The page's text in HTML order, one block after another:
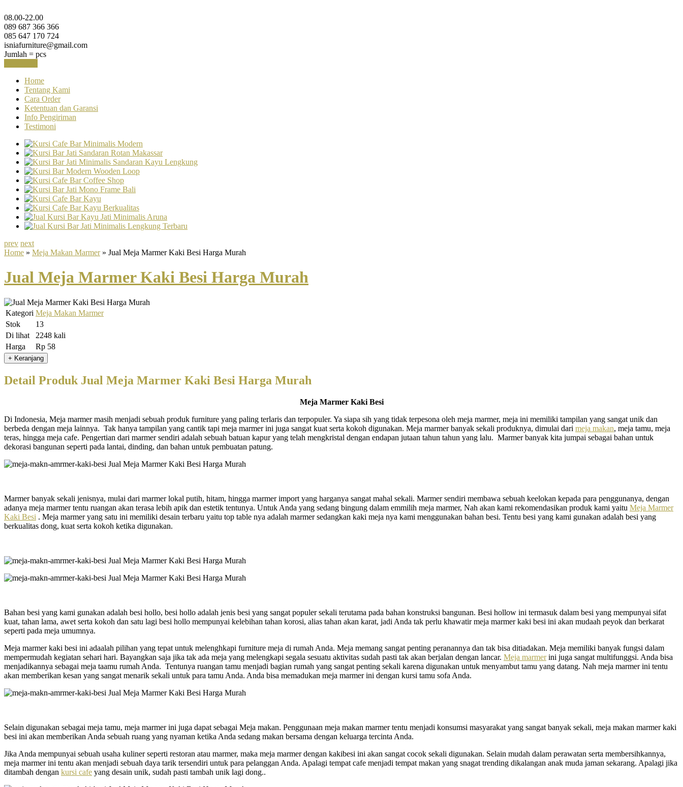
08.00-22.00
089 687 366 366
085 647 170 724
isniafurniture@gmail.com
Jumlah = pcs
Home
Tentang Kami
Cara Order
Ketentuan dan Garansi
Info Pengiriman
Testimoni
prev next
Home » Meja Makan Marmer» Jual Meja Marmer Kaki Besi Harga Murah
Jual Meja Marmer Kaki Besi Harga Murah
Kategori Meja Makan Marmer
Stok
13
Di lihat
2248 kali
Harga
Rp 58
Detail Produk Jual Meja Marmer Kaki Besi Harga Murah
Meja Marmer Kaki Besi
Di Indonesia, Meja marmer masih menjadi sebuah produk furniture yang paling terlaris dan terpopuler. Ya siapa sih yang tidak terpesona oleh meja marmer, meja ini memiliki tampilan yang sangat unik dan
berbeda dengan meja lainnya. Tak hanya tampilan yang cantik tapi meja marmer ini juga sangat kuat serta kokoh digunakan. Meja marmer banyak sekali produknya, dimulai dari meja makan, meja tamu, meja
teras, hingga meja cafe. Pengertian dari marmer sendiri adalah sebuah batuan kapur yang telah mengkristal dengan endapan jutaan tahun tahun yang lalu. Marmer banyak kita jumpai sebagai bahan untuk
dekorasi bangunan seperti pada lantai, dinding, dan bahan untuk pembuatan patung.
Marmer banyak sekali jenisnya, mulai dari marmer lokal putih, hitam, hingga marmer import yang harganya sangat mahal sekali. Marmer sendiri membawa sebuah keelokan kepada para penggunanya, dengan
adanya meja marmer tentu ruangan akan terasa lebih apik dan estetik tentunya. Untuk Anda yang sedang bingung dalam emmilih meja marmer, Nah akan kami rekomendasikan produk kami yaitu Meja Marmer
Kaki Besi . Meja marmer yang satu ini memiliki desain terbaru yaitu top table nya adalah marmer sedangkan kaki meja nya kami menggunakan bahan besi. Tentu besi yang kami gunakan adalah besi yang
berkualitas dong, kuat serta kokoh ketika digunakan.
Bahan besi yang kami gunakan adalah besi hollo, besi hollo adalah jenis besi yang sangat populer sekali terutama pada bahan konstruksi bangunan. Besi hollow ini termasuk dalam besi yang mempunyai sifat
kuat, tahan lama, awet serta kokoh dan satu lagi besi hollo mempunyai kelebihan tahan korosi, alias tahan akan karat, jadi Anda tak perlu khawatir meja marmer kaki besi ini akan mudaah peyok dan berkarat
seperti pada meja umumnya.
Meja marmer kaki besi ini adaalah pilihan yang tepat untuk melenghkapi furniture meja di rumah Anda. Meja memang sangat penting peranannya dan tak bisa ditiadakan. Meja memiliki banyak fungsi dalam
mempermudah kegiatan sehari hari. Bayangkan saja jika tak ada meja yang melengkapi segala sesuatu aktivitas sudah pasti tak akan berjalan dengan lancar. Meja marmerini juga sangat multifunggsi. Anda bisa
menjadikannya sebagai meja taamu rumah Anda. Tentunya ruangan tamu menjadi bagian rumah yang sangat penting sekali karena digunakan untuk menyambut tamu yang datang. Nah meja marmer ini tentu
akan memberikan kesan yang sangat menarik sekali untuk para tamu Anda. Anda bisa memadukan meja marmer ini dengan kursi tamu sofa Anda.
Selain digunakan sebagai meja tamu, meja marmer ini juga dapat sebagai Meja makan. Penggunaan meja makan marmer tentu menjadi konsumsi masyarakat yang sangat banyak sekali, meja makan marmer kaki
besi ini akan memberikan Anda sebuah ruang yang nyaman ketika Anda sedang makan bersama dengan keluarga tercinta Anda.
Jika Anda mempunyai sebuah usaha kuliner seperti restoran atau marmer, maka meja marmer dengan kakibesi ini akan sangat cocok sekali digunakan. Selain mudah dalam perawatan serta membersihkannya,
meja marmer ini tentu akan menjadi sebuah daya tarik tersendiri untuk para pelanggan Anda. Apalagi tempat cafe menjadi tempat makan yang snagat trending dikalangan anak muda jaman sekarang. Apalagi jika
ditambah dengan kursi cafe yang desain unik, sudah pasti tambah unik lagi dong..